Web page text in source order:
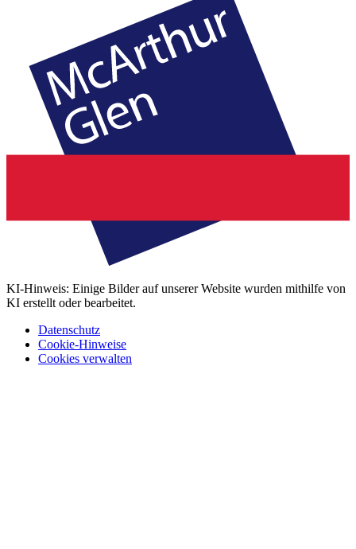
KI-Hinweis: Einige Bilder auf unserer Website wurden mithilfe von
KI erstellt oder bearbeitet.
Datenschutz
Cookie-Hinweise
Cookies verwalten